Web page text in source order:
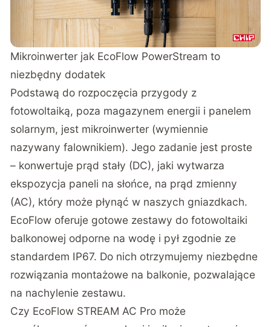
Mikroinwerter jak EcoFlow PowerStream to
niezbędny dodatek
Podstawą do rozpoczęcia przygody z
fotowoltaiką, poza magazynem energii i panelem
solarnym, jest mikroinwerter (wymiennie
nazywany falownikiem). Jego zadanie jest proste
– konwertuje prąd stały (DC), jaki wytwarza
ekspozycja paneli na słońce, na prąd zmienny
(AC), który może płynąć w naszych gniazdkach.
EcoFlow oferuje gotowe zestawy do fotowoltaiki
balkonowej odporne na wodę i pył zgodnie ze
standardem IP67. Do nich otrzymujemy niezbędne
rozwiązania montażowe na balkonie, pozwalające
na nachylenie zestawu.
Czy EcoFlow STREAM AC Pro może